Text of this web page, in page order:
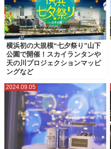
横浜初の大規模“七夕祭り”山下
公園で開催！スカイランタンや
天の川プロジェクションマッピ
ングなど
2024.09.05